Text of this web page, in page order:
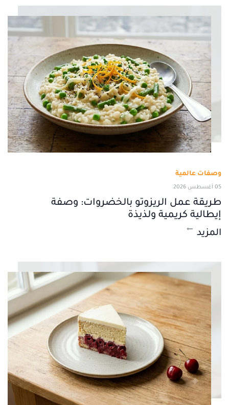
وصفات عالمية
05 أغسطس 2026
طريقة عمل الريزوتو بالخضروات: وصفة
إيطالية كريمية ولذيذة
المزيد